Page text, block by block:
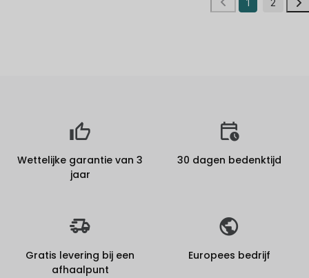
1 2
Wettelijke garantie van 3
jaar
30 dagen bedenktijd
Gratis levering bij een
afhaalpunt
Europees bedrijf